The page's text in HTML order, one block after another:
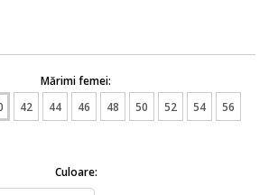
Mărimi femei:
42 44 46 48 50 52 54 56
Culoare: